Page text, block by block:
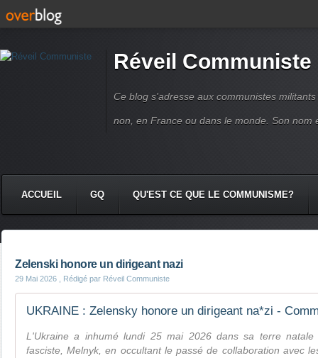
Réveil Communiste
Ce blog s'adresse aux communistes
non, en France ou dans le monde. Son nom
ACCUEIL GQ QU'EST CE QUE LE COMMUNISME?
Zelenski honore un dirigeant nazi
29 Mai 2026 , Rédigé par Réveil Communiste
L'Ukraine a inhumé lundi 25 mai 2026 dans sa terre natale
fasciste, Melnyk, en occultant le passé de collaboration avec